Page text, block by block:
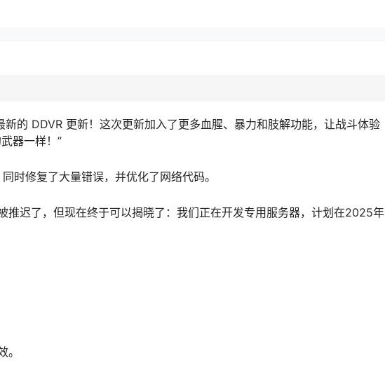
的 DDVR 更新！这次更新加入了更多血腥、暴力和肢解功能，让战斗体验
器一样！”
时修复了大量错误，并优化了网络代码。
推迟了，但现在终于可以揭晓了：我们正在开发专用服务器，计划在2025年